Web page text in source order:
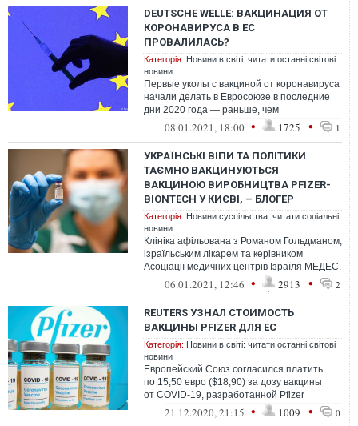
DEUTSCHE WELLE: ВАКЦИНАЦИЯ ОТ
КОРОНАВИРУСА В ЕС
ПРОВАЛИЛАСЬ?
Категорія: Новини в світі: читати останні світові
новини
Первые уколы с вакциной от коронавируса
начали делать в Евросоюзе в последние
дни 2020 года — раньше, чем
предсказывали многие эксперты. Тем не
08.01.2021, 18:00 • 1725 • 1
УКРАЇНСЬКІ ВІПИ ТА ПОЛІТИКИ
ТАЄМНО ВАКЦИНУЮТЬСЯ
ВАКЦИНОЮ ВИРОБНИЦТВА PFIZER-
BIONTECH У КИЄВІ, – БЛОГЕР
Категорія: Новини суспільства: читати соціальні
новини
Клініка афільована з Романом Гольдманом,
ізраїльським лікарем та керівником
Асоціації медичних центрів Ізраїля МЕДЕС.
За чутками, саме він є постачаль...
06.01.2021, 12:46 • 2913 • 2
REUTERS УЗНАЛ СТОИМОСТЬ
ВАКЦИНЫ PFIZER ДЛЯ ЕС
Категорія: Новини в світі: читати останні світові
новини
Европейский Союз согласился платить
по 15,50 евро ($18,90) за дозу вакцины
от COVID-19, разработанной Pfizer
и BioNTech, согласно внутреннему
21.12.2020, 21:15 • 1009 • 0